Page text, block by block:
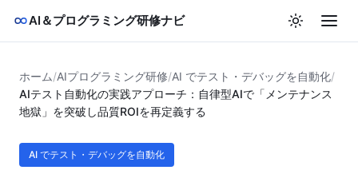
AI＆プログラミング研修ナビ
ホーム/AIプログラミング研修/AI でテスト・デバッグを自動化/
AIテスト自動化の実践アプローチ：自律型AIで「メンテナンス
地獄」を突破し品質ROIを再定義する
AI でテスト・デバッグを自動化